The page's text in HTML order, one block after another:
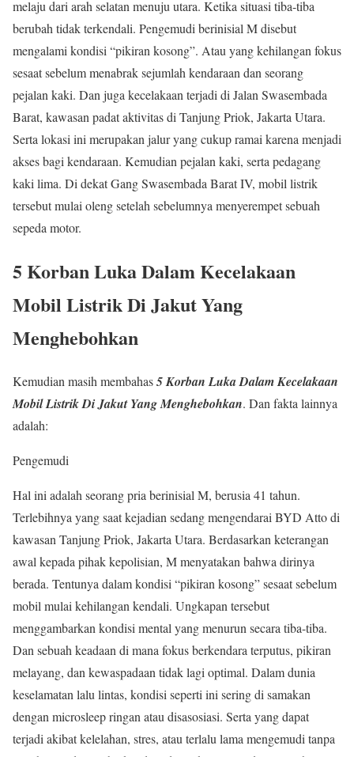
melaju dari arah selatan menuju utara. Ketika situasi tiba-tiba
berubah tidak terkendali. Pengemudi berinisial M disebut
mengalami kondisi “pikiran kosong”. Atau yang kehilangan fokus
sesaat sebelum menabrak sejumlah kendaraan dan seorang
pejalan kaki. Dan juga kecelakaan terjadi di Jalan Swasembada
Barat, kawasan padat aktivitas di Tanjung Priok, Jakarta Utara.
Serta lokasi ini merupakan jalur yang cukup ramai karena menjadi
akses bagi kendaraan. Kemudian pejalan kaki, serta pedagang
kaki lima. Di dekat Gang Swasembada Barat IV, mobil listrik
tersebut mulai oleng setelah sebelumnya menyerempet sebuah
sepeda motor.
5 Korban Luka Dalam Kecelakaan
Mobil Listrik Di Jakut Yang
Menghebohkan
Kemudian masih membahas5 Korban Luka Dalam Kecelakaan
Mobil Listrik Di Jakut Yang Menghebohkan. Dan fakta lainnya
adalah:
Pengemudi
Hal ini adalah seorang pria berinisial M, berusia 41 tahun.
Terlebihnya yang saat kejadian sedang mengendarai BYD Atto di
kawasan Tanjung Priok, Jakarta Utara. Berdasarkan keterangan
awal kepada pihak kepolisian, M menyatakan bahwa dirinya
berada. Tentunya dalam kondisi “pikiran kosong” sesaat sebelum
mobil mulai kehilangan kendali. Ungkapan tersebut
menggambarkan kondisi mental yang menurun secara tiba-tiba.
Dan sebuah keadaan di mana fokus berkendara terputus, pikiran
melayang, dan kewaspadaan tidak lagi optimal. Dalam dunia
keselamatan lalu lintas, kondisi seperti ini sering di samakan
dengan microsleep ringan atau disasosiasi. Serta yang dapat
terjadi akibat kelelahan, stres, atau terlalu lama mengemudi tanpa